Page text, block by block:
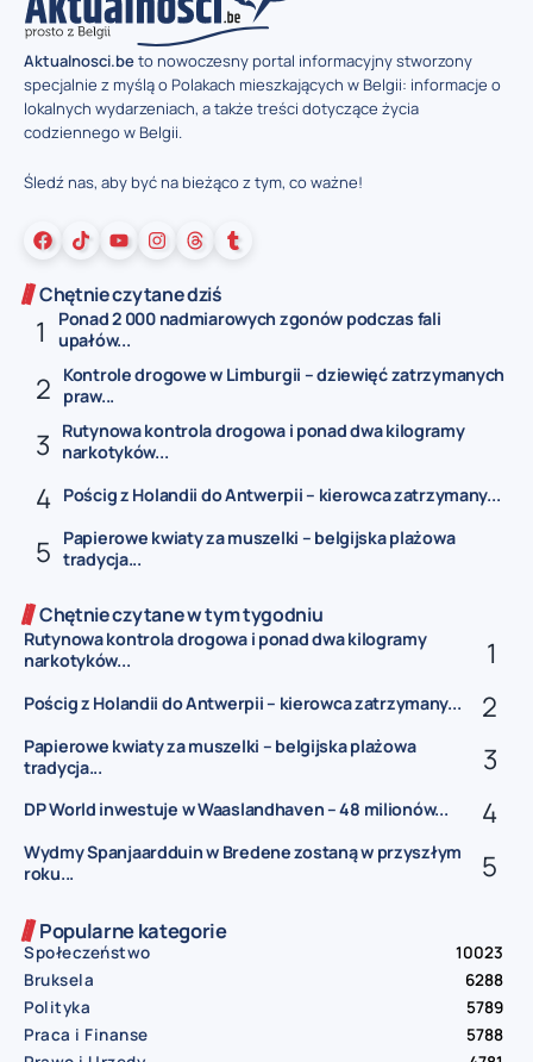
Aktualnosci.beto nowoczesny portal informacyjny stworzony
specjalnie z myślą o Polakach mieszkających w Belgii: informacje o
lokalnych wydarzeniach, a także treści dotyczące życia
codziennego w Belgii.
Śledź nas, aby być na bieżąco z tym, co ważne!
Chętnie czytane dziś
Ponad 2 000 nadmiarowych zgonów podczas fali
upałów...
Kontrole drogowe w Limburgii – dziewięć zatrzymanych
praw...
Rutynowa kontrola drogowa i ponad dwa kilogramy
narkotyków...
Pościg z Holandii do Antwerpii – kierowca zatrzymany...
Papierowe kwiaty za muszelki – belgijska plażowa
tradycja...
Chętnie czytane w tym tygodniu
Rutynowa kontrola drogowa i ponad dwa kilogramy
narkotyków...
Pościg z Holandii do Antwerpii – kierowca zatrzymany...
Papierowe kwiaty za muszelki – belgijska plażowa
tradycja...
DP World inwestuje w Waaslandhaven – 48 milionów...
Wydmy Spanjaardduin w Bredene zostaną w przyszłym
roku...
Popularne kategorie
Społeczeństwo
10023
Bruksela
6288
Polityka
5789
Praca i Finanse
5788